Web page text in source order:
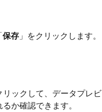
保存 」をクリックします。
リックして、データプレビ
か確認できます。